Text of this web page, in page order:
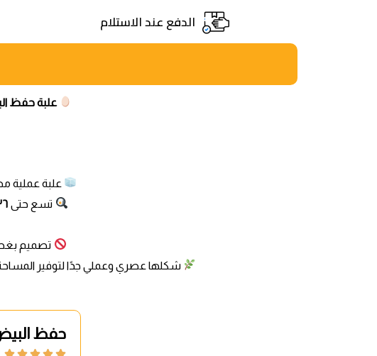
الدفع عند الاستلام
علبة حفظ البيض الشفافة ٣٦
علبة عملية
تسع حتى ٣٦
تصميم
شكلها عصري وعملي جدًا لتوفير المساحة
حفظ




